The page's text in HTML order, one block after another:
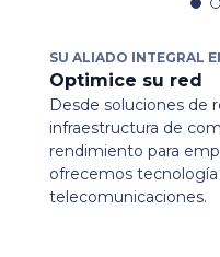
SU ALIADO INTEGRAL
Optimice su red
Desde soluciones de
infraestructura de
rendimiento para
ofrecemos
telecomunicaciones.